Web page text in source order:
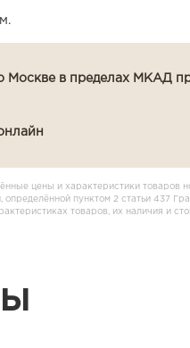
Москве в пределах МКАД
цены и характеристики товаров
пунктом 2 статьи 437
товаров, их наличия и